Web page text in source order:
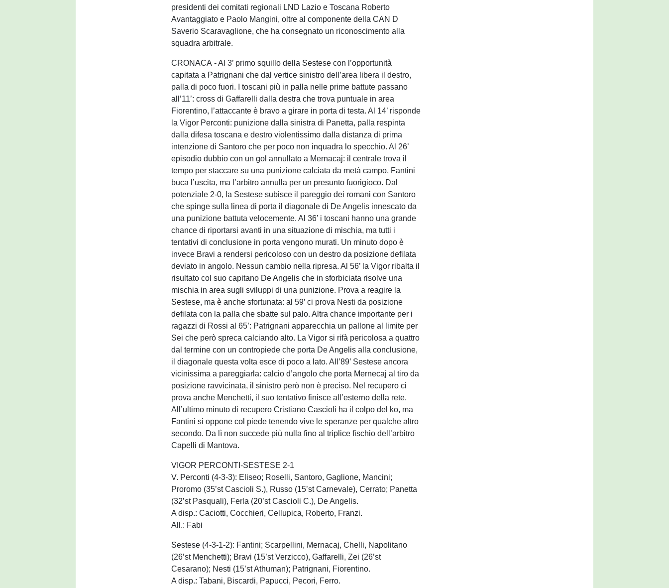
presidenti dei comitati regionali LND Lazio e Toscana Roberto
Avantaggiato e Paolo Mangini, oltre al componente della CAN D
Saverio Scaravaglione, che ha consegnato un riconoscimento alla
squadra arbitrale.
CRONACA - Al 3’ primo squillo della Sestese con l’opportunità
capitata a Patrignani che dal vertice sinistro dell’area libera il destro,
palla di poco fuori. I toscani più in palla nelle prime battute passano
all’11’: cross di Gaffarelli dalla destra che trova puntuale in area
Fiorentino, l’attaccante è bravo a girare in porta di testa. Al 14’ risponde
la Vigor Perconti: punizione dalla sinistra di Panetta, palla respinta
dalla difesa toscana e destro violentissimo dalla distanza di prima
intenzione di Santoro che per poco non inquadra lo specchio. Al 26’
episodio dubbio con un gol annullato a Mernacaj: il centrale trova il
tempo per staccare su una punizione calciata da metà campo, Fantini
buca l’uscita, ma l’arbitro annulla per un presunto fuorigioco. Dal
potenziale 2-0, la Sestese subisce il pareggio dei romani con Santoro
che spinge sulla linea di porta il diagonale di De Angelis innescato da
una punizione battuta velocemente. Al 36’ i toscani hanno una grande
chance di riportarsi avanti in una situazione di mischia, ma tutti i
tentativi di conclusione in porta vengono murati. Un minuto dopo è
invece Bravi a rendersi pericoloso con un destro da posizione defilata
deviato in angolo. Nessun cambio nella ripresa. Al 56’ la Vigor ribalta il
risultato col suo capitano De Angelis che in sforbiciata risolve una
mischia in area sugli sviluppi di una punizione. Prova a reagire la
Sestese, ma è anche sfortunata: al 59’ ci prova Nesti da posizione
defilata con la palla che sbatte sul palo. Altra chance importante per i
ragazzi di Rossi al 65’: Patrignani apparecchia un pallone al limite per
Sei che però spreca calciando alto. La Vigor si rifà pericolosa a quattro
dal termine con un contropiede che porta De Angelis alla conclusione,
il diagonale questa volta esce di poco a lato. All’89’ Sestese ancora
vicinissima a pareggiarla: calcio d’angolo che porta Mernecaj al tiro da
posizione ravvicinata, il sinistro però non è preciso. Nel recupero ci
prova anche Menchetti, il suo tentativo finisce all’esterno della rete.
All’ultimo minuto di recupero Cristiano Cascioli ha il colpo del ko, ma
Fantini si oppone col piede tenendo vive le speranze per qualche altro
secondo. Da lì non succede più nulla fino al triplice fischio dell’arbitro
Capelli di Mantova.
VIGOR PERCONTI-SESTESE 2-1
V. Perconti (4-3-3): Eliseo; Roselli, Santoro, Gaglione, Mancini;
Proromo (35’st Cascioli S.), Russo (15’st Carnevale), Cerrato; Panetta
(32’st Pasquali), Ferla (20’st Cascioli C.), De Angelis.
A disp.: Caciotti, Cocchieri, Cellupica, Roberto, Franzi.
All.: Fabi
Sestese (4-3-1-2): Fantini; Scarpellini, Mernacaj, Chelli, Napolitano
(26’st Menchetti); Bravi (15’st Verzicco), Gaffarelli, Zei (26’st
Cesarano); Nesti (15’st Athuman); Patrignani, Fiorentino.
A disp.: Tabani, Biscardi, Papucci, Pecori, Ferro.